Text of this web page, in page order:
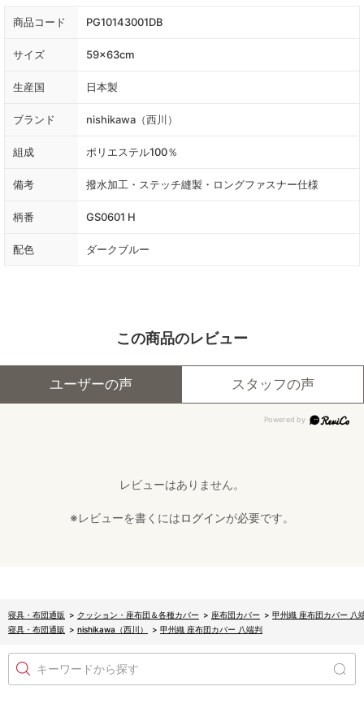
商品コード PG10143001DB
サイズ 59×63cm
生産国 日本製
ブランド nishikawa（西川）
組成 ポリエステル100％
備考 撥水加工・ステッチ縫製・ロングファスナー仕様
柄番 GS0601 H
配色 ダークブルー
この商品のレビュー
ユーザーの声 スタッフの声
レビューはありません。
※レビューを書くにはログインが必要です。
寝具・布団通販 > クッション・座布団＆各種カバー > 座布団カバー > 甲州織 座布団カバー 八
寝具・布団通販 > nishikawa（西川） > 甲州織 座布団カバー 八端判
キーワードから探す